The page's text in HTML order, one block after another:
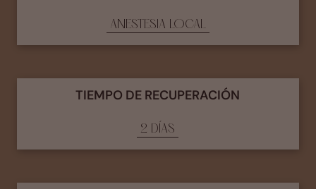
ANESTESIA LOCAL
TIEMPO DE RECUPERACIÓN
2 DÍAS